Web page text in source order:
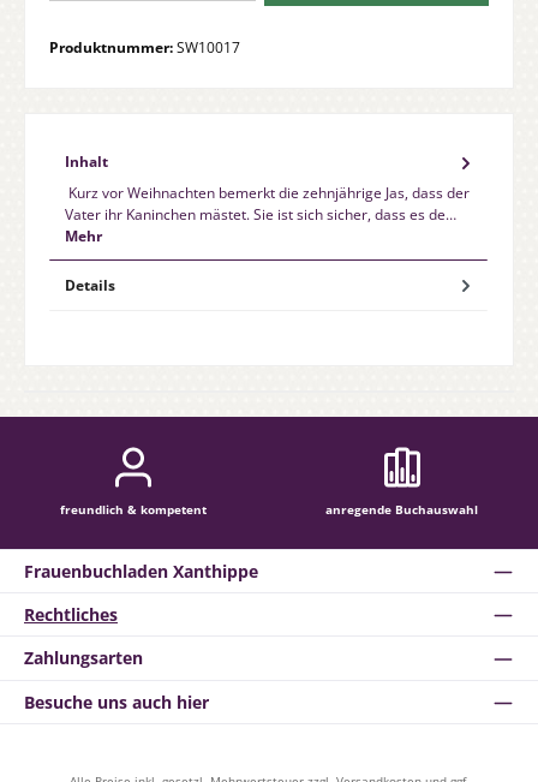
Produktnummer:SW10017
Inhalt
Kurz vor Weihnachten bemerkt die zehnjährige Jas, dass der
Vater ihr Kaninchen mästet. Sie ist sich sicher, dass es de…
Mehr
Details
freundlich & kompetent anregende Buchauswahl
Rechtliches
Zahlungsarten
Besuche uns auch hier
Frauenbuchladen Xanthippe